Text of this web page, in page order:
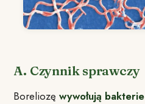
A. Czynnik sprawczy
Boreliozęwywołują